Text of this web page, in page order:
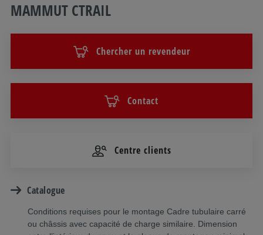
MAMMUT CTRAIL
Chercher un revendeur
Contact
Centre clients
Catalogue
Conditions requises pour le montage Cadre tubulaire carré
ou châssis avec capacité de charge similaire. Dimension